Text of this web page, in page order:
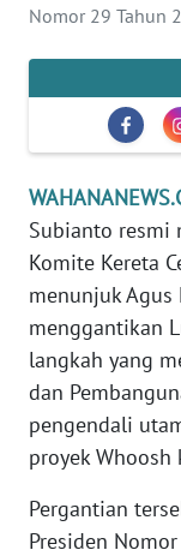
Nomor 29 Tahun
Subianto resmi
Komite Kereta
menunjuk Agus
menggantikan
langkah yang
dan
pengendali
proyek Whoosh
Pergantian
Presiden
EDITORIAL
Informasi
INDEKS
BERITA
KONTAK
KAMI
IKLAN
TENTANG
KAMI